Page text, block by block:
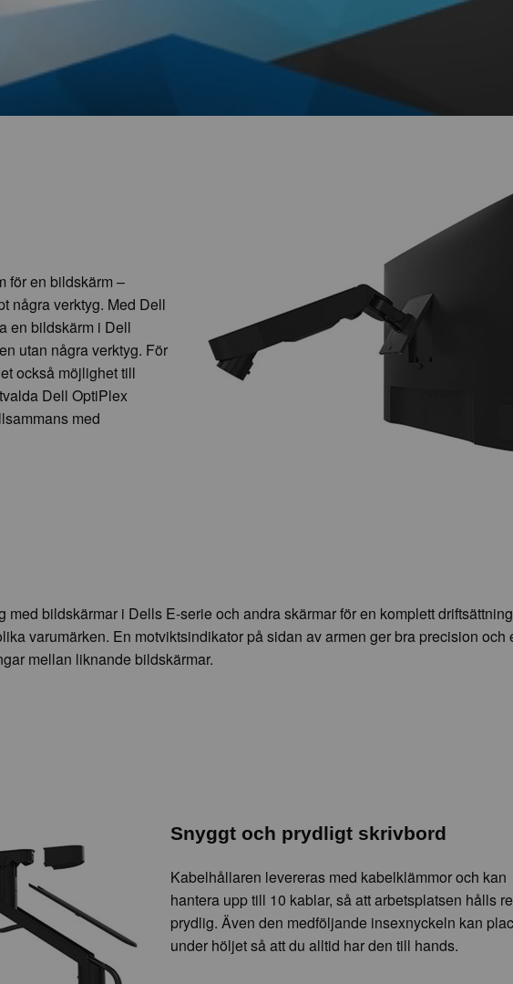
01:25
för en bildskärm –
några verktyg. Med Dell
en bildskärm i Dell
utan några verktyg. För
också möjlighet till
Dell OptiPlex
med
bildskärmar i Dells E-serie och andra skärmar för en komplett
varumärken. En motviktsindikator på sidan av armen ger bra precision och
mellan liknande bildskärmar.
Snyggt och prydligt skrivbord
Kabelhållaren levereras med kabelklämmor och kan
hantera upp till 10 kablar, så att arbetsplatsen hålls
prydlig. Även den medföljande insexnyckeln kan
under höljet så att du alltid har den till hands.